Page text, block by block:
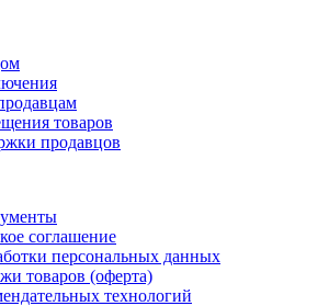
товаров
продавцов
соглашение
персональных данных
товаров (оферта)
технологий